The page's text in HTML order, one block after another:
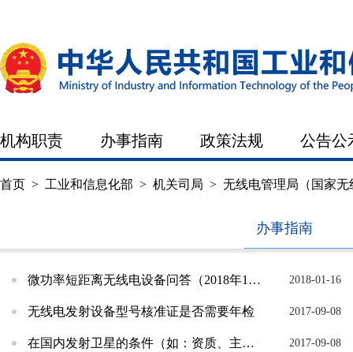
机构职责 办事指南 政策法规 公告公
首页 > 工业和信息化部 > 机关司局 > 无线电管理局（国家无
机构职责 工作动态
办事指南
微功率短距离无线电设备问答（2018年1月16日） 2018-01-16
无线电发射设备型号核准证是否需要年检 2017-09-08
在国内发射卫星的条件（如：资质、主管部门、审批流程、参考文件等） 2017-09-08